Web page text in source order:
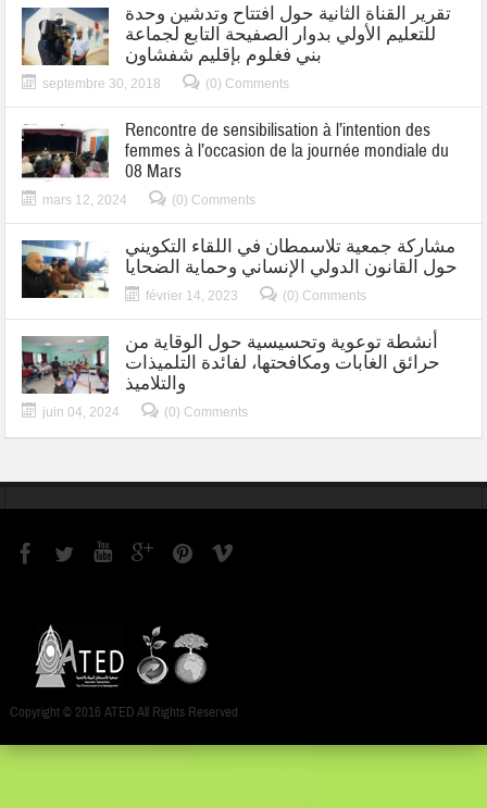
تقرير القناة الثانية حول افتتاح وتدشين وحدة
للتعليم الأولي بدوار الصفيحة التابع لجماعة
بني فغلوم بإقليم شفشاون
septembre 30, 2018 (0) Comments
Rencontre de sensibilisation à l’intention des
femmes à l’occasion de la journée mondiale du
08 Mars
mars 12, 2024 (0) Comments
مشاركة جمعية تلاسمطان في اللقاء التكويني
حول القانون الدولي الإنساني وحماية الضحايا
février 14, 2023 (0) Comments
أنشطة توعوية وتحسيسية حول الوقاية من
حرائق الغابات ومكافحتها، لفائدة التلميذات
والتلاميذ
juin 04, 2024 (0) Comments
Copyright © 2016 ATED All Rights Reserved